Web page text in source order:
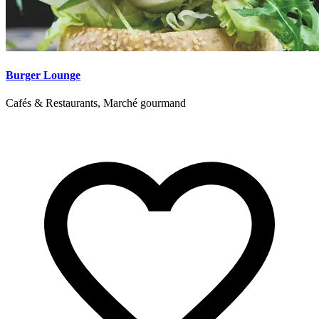
Burger Lounge
Cafés & Restaurants, Marché gourmand